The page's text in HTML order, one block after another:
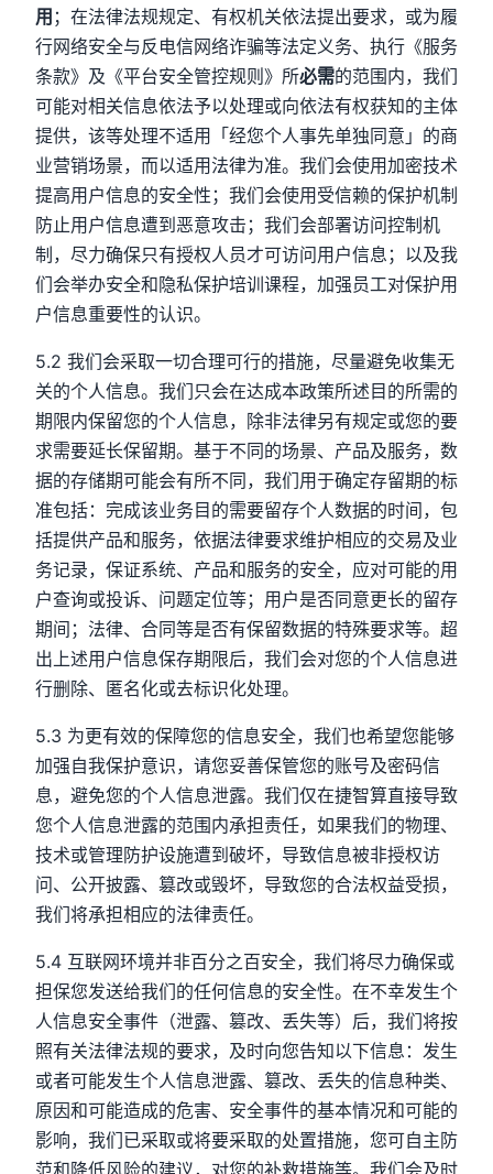
用 ；在法律法规规定、有权机关依法提出要求，或为履
行网络安全与反电信网络诈骗等法定义务、执行《服务
条款》及《平台安全管控规则》所必需的范围内，我们
可能对相关信息依法予以处理或向依法有权获知的主体
提供，该等处理不适用「经您个人事先单独同意」的商
业营销场景，而以适用法律为准。我们会使用加密技术
提高用户信息的安全性；我们会使用受信赖的保护机制
防止用户信息遭到恶意攻击；我们会部署访问控制机
制，尽力确保只有授权人员才可访问用户信息；以及我
们会举办安全和隐私保护培训课程，加强员工对保护用
户信息重要性的认识。
5.2 我们会采取一切合理可行的措施，尽量避免收集无
关的个人信息。我们只会在达成本政策所述目的所需的
期限内保留您的个人信息，除非法律另有规定或您的要
求需要延长保留期。基于不同的场景、产品及服务，数
据的存储期可能会有所不同，我们用于确定存留期的标
准包括：完成该业务目的需要留存个人数据的时间，包
括提供产品和服务，依据法律要求维护相应的交易及业
务记录，保证系统、产品和服务的安全，应对可能的用
户查询或投诉、问题定位等；用户是否同意更长的留存
期间；法律、合同等是否有保留数据的特殊要求等。超
出上述用户信息保存期限后，我们会对您的个人信息进
行删除、匿名化或去标识化处理。
5.3 为更有效的保障您的信息安全，我们也希望您能够
加强自我保护意识，请您妥善保管您的账号及密码信
息，避免您的个人信息泄露。我们仅在捷智算直接导致
您个人信息泄露的范围内承担责任，如果我们的物理、
技术或管理防护设施遭到破坏，导致信息被非授权访
问、公开披露、篡改或毁坏，导致您的合法权益受损，
我们将承担相应的法律责任。
5.4 互联网环境并非百分之百安全，我们将尽力确保或
担保您发送给我们的任何信息的安全性。在不幸发生个
人信息安全事件（泄露、篡改、丢失等）后，我们将按
照有关法律法规的要求，及时向您告知以下信息：发生
或者可能发生个人信息泄露、篡改、丢失的信息种类、
原因和可能造成的危害、安全事件的基本情况和可能的
影响，我们已采取或将要采取的处置措施，您可自主防